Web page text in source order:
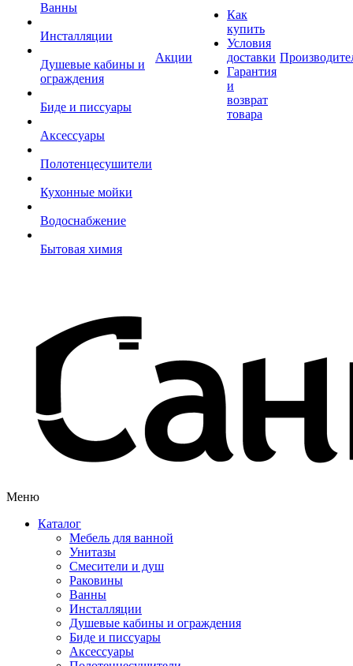
Ванны
Инсталляции
Душевые кабины и
ограждения
Биде и писсуары
Аксессуары
Полотенцесушители
Кухонные мойки
Водоснабжение
Бытовая химия
Акции
Как
купить
Условия
доставки
Гарантия
и
возврат
товара
Меню
Каталог
Мебель для ванной
Унитазы
Смесители и душ
Раковины
Ванны
Инсталляции
Душевые кабины и ограждения
Биде и писсуары
Аксессуары